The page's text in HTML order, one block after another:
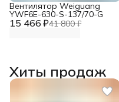
15 466 ₽41 800 ₽
Вентилятор Weiguang
YWF6E-630-S-137/70-G
Хиты продаж